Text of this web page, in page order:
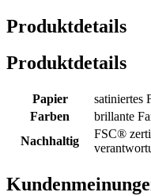
Produktdetails
Produktdetails
Papier
satiniertes
Farben
brillante
Nachhaltig
FSC®